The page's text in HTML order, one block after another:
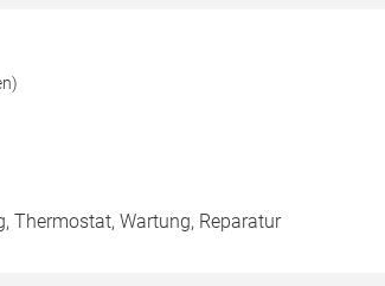
Thermostat, Wartung, Reparatur